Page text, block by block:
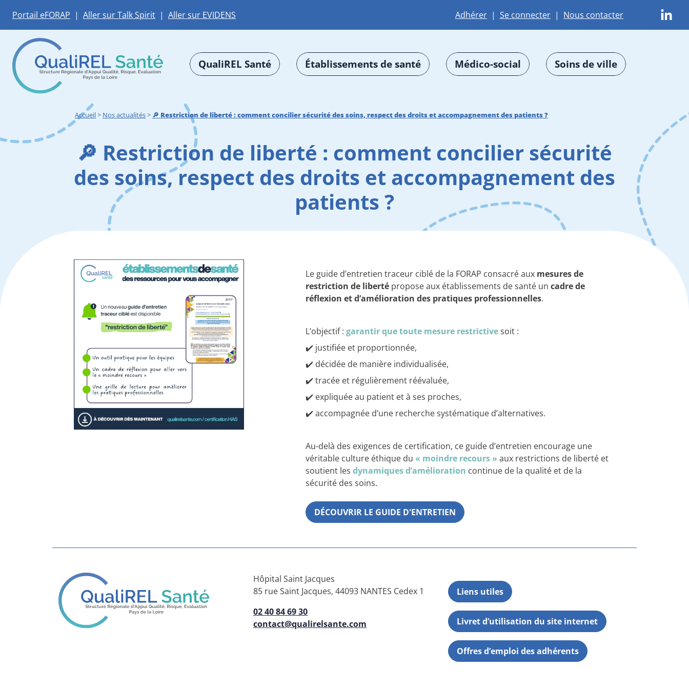
Portail eFORAP | Aller sur Talk Spirit | Aller sur EVIDENS Adhérer | Se connecter | Nous contacter
QualiREL Santé Établissements de santé Médico-social Soins de ville
Accueil> Nos actualités> 🔎 Restriction de liberté : comment concilier sécurité des soins, respect des droits et accompagnement des patients ?
🔎 Restriction de liberté : comment concilier sécurité
des soins, respect des droits et accompagnement des
patients ?
Le guide d’entretien traceur ciblé de la FORAP consacré aux mesures de
restriction de liberté propose aux établissements de santé un cadre de
réflexion et d’amélioration des pratiques professionnelles.
L’objectif : garantir que toute mesure restrictivesoit :
✔️ justifiée et proportionnée,
✔️ décidée de manière individualisée,
✔️ tracée et régulièrement réévaluée,
✔️ expliquée au patient et à ses proches,
✔️ accompagnée d’une recherche systématique d’alternatives.
Au-delà des exigences de certification, ce guide d’entretien encourage une
véritable culture éthique du « moindre recours » aux restrictions de liberté et
soutient les dynamiques d’amélioration continue de la qualité et de la
sécurité des soins.
DÉCOUVRIR LE GUIDE D'ENTRETIEN
Hôpital Saint Jacques
85 rue Saint Jacques, 44093 NANTES Cedex 1
02 40 84 69 30
contact@qualirelsante.com
Liens utiles
Livret d’utilisation du site internet
Offres d’emploi des adhérents